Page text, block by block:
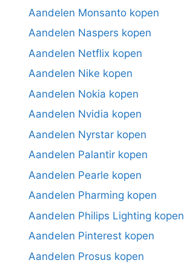
Aandelen Monsanto kopen
Aandelen Naspers kopen
Aandelen Netflix kopen
Aandelen Nike kopen
Aandelen Nokia kopen
Aandelen Nvidia kopen
Aandelen Nyrstar kopen
Aandelen Palantir kopen
Aandelen Pearle kopen
Aandelen Pharming kopen
Aandelen Philips Lighting kopen
Aandelen Pinterest kopen
Aandelen Prosus kopen